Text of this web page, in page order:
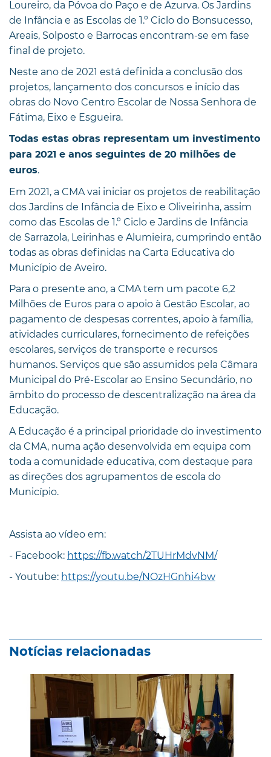
Loureiro, da Póvoa do Paço e de Azurva. Os Jardins
de Infância e as Escolas de 1.º Ciclo do Bonsucesso,
Areais, Solposto e Barrocas encontram-se em fase
final de projeto.
Neste ano de 2021 está definida a conclusão dos
projetos, lançamento dos concursos e início das
obras do Novo Centro Escolar de Nossa Senhora de
Fátima, Eixo e Esgueira.
Todas estas obras representam um investimento
para 2021 e anos seguintes de 20 milhões de
euros.
Em 2021, a CMA vai iniciar os projetos de reabilitação
dos Jardins de Infância de Eixo e Oliveirinha, assim
como das Escolas de 1.º Ciclo e Jardins de Infância
de Sarrazola, Leirinhas e Alumieira, cumprindo então
todas as obras definidas na Carta Educativa do
Município de Aveiro.
Para o presente ano, a CMA tem um pacote 6,2
Milhões de Euros para o apoio à Gestão Escolar, ao
pagamento de despesas correntes, apoio à família,
atividades curriculares, fornecimento de refeições
escolares, serviços de transporte e recursos
humanos. Serviços que são assumidos pela Câmara
Municipal do Pré-Escolar ao Ensino Secundário, no
âmbito do processo de descentralização na área da
Educação.
A Educação é a principal prioridade do investimento
da CMA, numa ação desenvolvida em equipa com
toda a comunidade educativa, com destaque para
as direções dos agrupamentos de escola do
Município.
Assista ao vídeo em:
- Facebook: https://fb.watch/2TUHrMdvNM/
- Youtube: https://youtu.be/NOzHGnhi4bw
Notícias relacionadas